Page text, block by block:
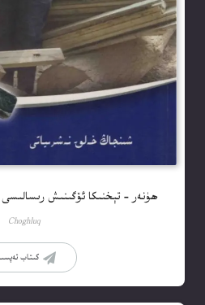
ھۈنەر – تېخنىكا ئۆگىنىش
Choghluq
كىتاب